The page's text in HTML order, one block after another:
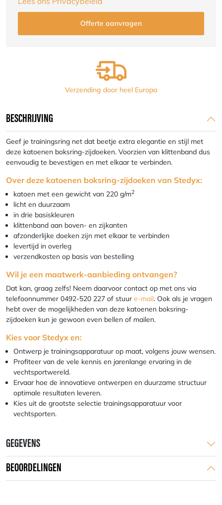
Verzending door heel Europa
BESCHRIJVING
Geef je trainingsring net dat beetje extra elegantie en stijl met
deze katoenen boksring-zijdoeken. Voorzien van klittenband dus
eenvoudig te bevestigen en met elkaar te verbinden.
Over deze katoenen boksring-zijdoeken van Stedyx:
katoen met een gewicht van 220 g/m2
licht en duurzaam
in drie basiskleuren
klittenband aan boven- en zijkanten
afzonderlijke doeken zijn met elkaar te verbinden
levertijd in overleg
verzendkosten op basis van bestelling
Wil je een maatwerk-aanbieding ontvangen?
Dat kan, graag zelfs! Neem daarvoor contact op met ons via
telefoonnummer 0492-520 227 of stuur e-mail. Ook als je vragen
hebt over de mogelijkheden van deze katoenen boksring-
zijdoeken kun je gewoon even bellen of mailen.
Kies voor Stedyx en:
Ontwerp je trainingsapparatuur op maat, volgens jouw wensen.
Profiteer van de vele kennis en jarenlange ervaring in de
vechtsportwereld.
Ervaar hoe de innovatieve ontwerpen en duurzame structuur
optimale resultaten leveren.
Kies uit de grootste selectie trainingsapparatuur voor
vechtsporten.
GEGEVENS
BEOORDELINGEN